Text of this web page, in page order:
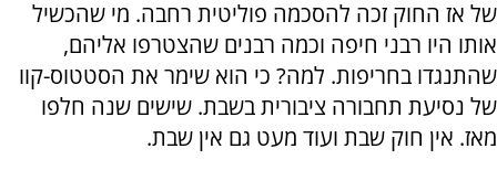
של אז החוק זכה להסכמה פוליטית רחבה. מי שהכשיל
אותו היו רבני חיפה וכמה רבנים שהצטרפו אליהם,
שהתנגדו בחריפות. למה? כי הוא שימר את הסטטוס-קוו
של נסיעת תחבורה ציבורית בשבת. שישים שנה חלפו
מאז. אין חוק שבת ועוד מעט גם אין שבת.